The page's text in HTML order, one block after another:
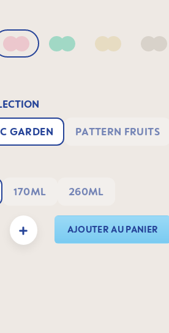
Blush Green Linen
GARDEN PATTERN FRUITS
170ML 260ML
: Entrez la quantité souhaitée ou utilisez les
AJOUTER AU PANIER